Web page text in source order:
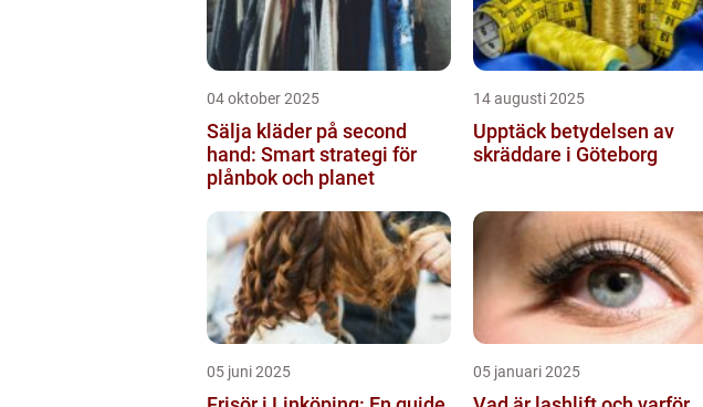
04 oktober 2025
Sälja kläder på second
hand: Smart strategi för
plånbok och planet
14 augusti 2025
Upptäck betydelsen av
skräddare i Göteborg
05 juni 2025 05 januari 2025